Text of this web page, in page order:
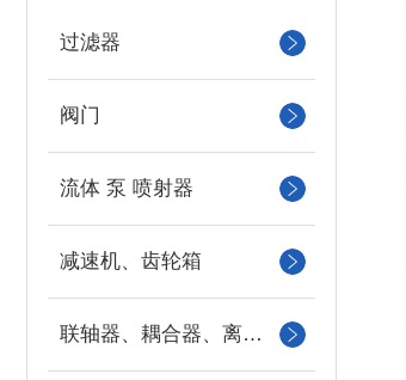
过滤器
阀门
流体 泵 喷射器
减速机、齿轮箱
联轴器、耦合器、离合器